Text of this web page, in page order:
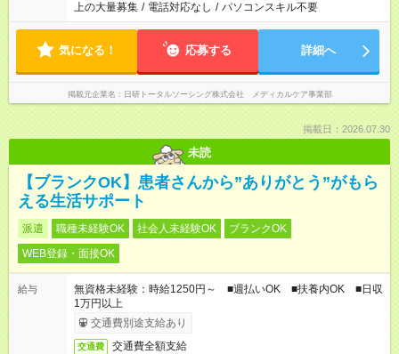
上の大量募集 / 電話対応なし / パソコンスキル不要
気になる！ 応募する 詳細へ
掲載元企業名 日研トータルソーシング株式会社 メディカルケア事業部
掲載日：2026.07.30
未読
【ブランクOK】患者さんから”ありがとう”がもら
える生活サポート
派遣 職種未経験OK 社会人未経験OK
ブランクOK
WEB登録・面接OK
給与
無資格未経験：時給1250円～ ■週払いOK ■扶養内OK ■日収
1万円以上
交通費別途支給あり
交通費 交通費全額支給